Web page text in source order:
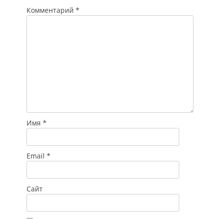
Комментарий *
Имя *
Email *
Сайт